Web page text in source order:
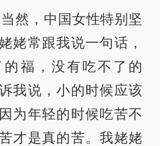
候基本上是哭了一礼
我把这篇文章念给我
朋友就说了一句话，
，有什么委屈不能